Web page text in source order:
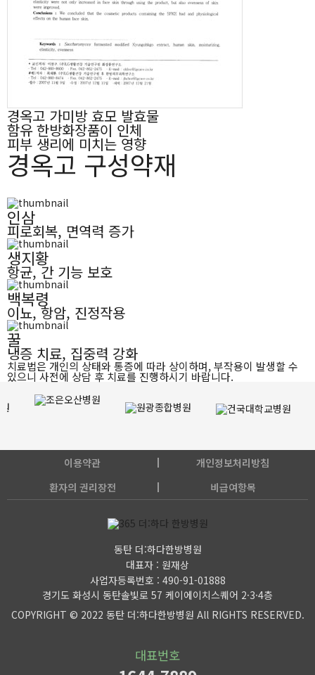
경옥고 가미방 효모 발효물
함유 한방화장품이 인체
피부 생리에 미치는 영향
경옥고 구성약재
인삼
피로회복, 면역력 증가
생지황
항균, 간 기능 보호
백복령
이뇨, 항암, 진정작용
꿀
냉증 치료, 집중력 강화
치료법은 개인의 상태와 통증에 따라 상이하며, 부작용이 발생할 수
있으니 사전에 상담 후 치료를 진행하시기 바랍니다.
이용약관
개인정보처리방침
환자의 권리장전
비급여항목
동탄 더:하다한방병원
대표자 : 원재상
사업자등록번호 : 490-91-01888
경기도 화성시 동탄솔빛로 57 케이에이치스퀘어 2·3·4층
COPYRIGHT © 2022 동탄 더:하다한방병원 All RIGHTS RESERVED.
대표번호